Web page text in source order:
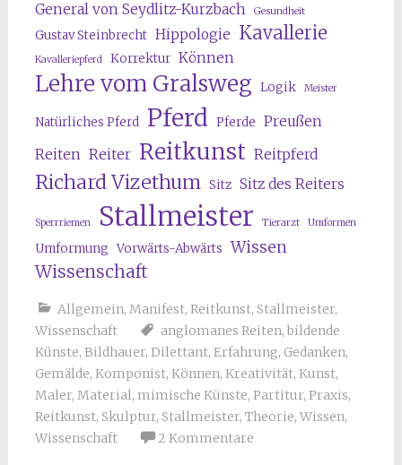
General von Seydlitz-Kurzbach Gesundheit
Gustav Steinbrecht Hippologie Kavallerie
Kavalleriepferd Korrektur Können
Lehre vom Gralsweg Logik Meister
Natürliches Pferd Pferd Pferde Preußen
Reiten Reiter Reitkunst Reitpferd
Richard Vizethum Sitz Sitz des Reiters
Sperrriemen Stallmeister Tierarzt Umformen
Umformung Vorwärts-Abwärts Wissen
Wissenschaft
Allgemein, Manifest, Reitkunst, Stallmeister,
Wissenschaft
anglomanes Reiten, bildende
Künste, Bildhauer, Dilettant, Erfahrung, Gedanken,
Gemälde, Komponist, Können, Kreativität, Kunst,
Maler, Material, mimische Künste, Partitur, Praxis,
Reitkunst, Skulptur, Stallmeister, Theorie, Wissen,
Wissenschaft
2 Kommentare